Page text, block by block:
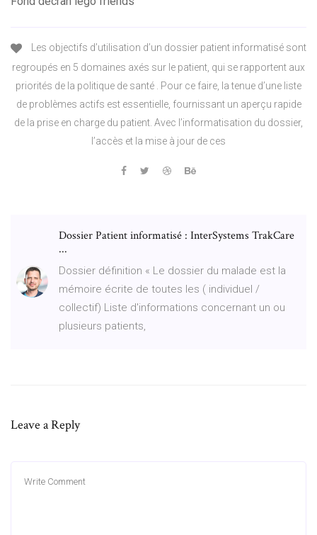
Les objectifs d’utilisation d’un dossier patient informatisé sont
regroupés en 5 domaines axés sur le patient, qui se rapportent aux
priorités de la politique de santé . Pour ce faire, la tenue d’une liste
de problèmes actifs est essentielle, fournissant un aperçu rapide
de la prise en charge du patient. Avec l’informatisation du dossier,
l’accès et la mise à jour de ces
Dossier Patient informatisé : InterSystems TrakCare
...
Dossier définition « Le dossier du malade est la
mémoire écrite de toutes les ( individuel /
collectif) Liste d'informations concernant un ou
plusieurs patients,
Leave a Reply